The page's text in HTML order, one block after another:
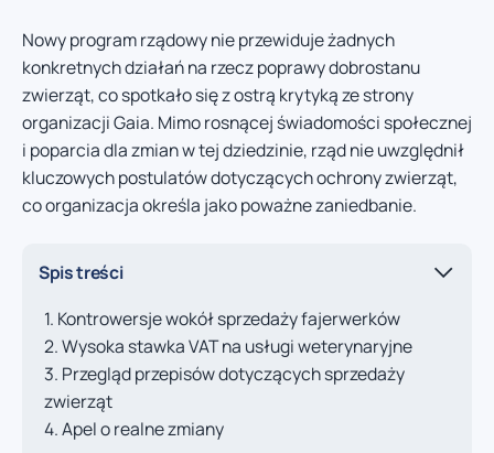
Nowy program rządowy nie przewiduje żadnych
konkretnych działań na rzecz poprawy dobrostanu
zwierząt, co spotkało się z ostrą krytyką ze strony
organizacji Gaia. Mimo rosnącej świadomości społecznej
i poparcia dla zmian w tej dziedzinie, rząd nie uwzględnił
kluczowych postulatów dotyczących ochrony zwierząt,
co organizacja określa jako poważne zaniedbanie.
Spis treści
Kontrowersje wokół sprzedaży fajerwerków
Wysoka stawka VAT na usługi weterynaryjne
Przegląd przepisów dotyczących sprzedaży
zwierząt
Apel o realne zmiany